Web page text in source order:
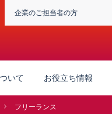
企業のご担当者の方
いて お役立ち情報
フリーランス